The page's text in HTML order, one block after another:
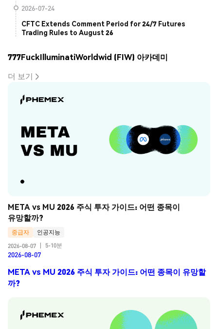
2026-07-24
CFTC Extends Comment Period for 24/7 Futures
Trading Rules to August 26
777FuckIlluminatiWorldwid (FIW) 아카데미
더 보기
META vs MU 2026 주식 투자 가이드: 어떤 종목이
유망할까?
중급자
인공지능
2026-08-07
5-10분
2026-08-07
META vs MU 2026 주식 투자 가이드: 어떤 종목이 유망할
까?